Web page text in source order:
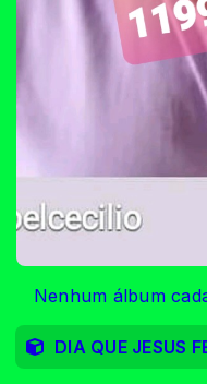
Nenhum álbum
DIA QUE JESUS